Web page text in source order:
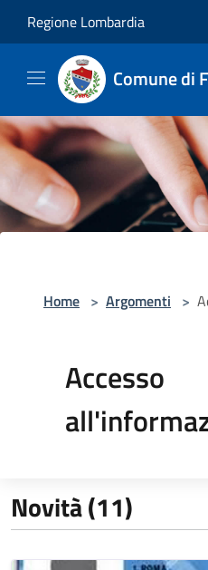
Regione Lombardia
Comune di
Home > Argomenti >
Accesso
Novità (11)